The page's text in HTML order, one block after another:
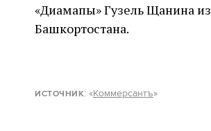
«Диамапы» Гузель Щанина из
Башкортостана.
ИСТОЧНИК: «Коммерсантъ»